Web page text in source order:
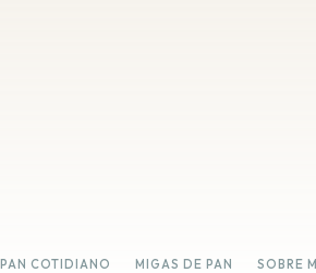
PAN COTIDIANO MIGAS DE PAN SOBRE MÍ